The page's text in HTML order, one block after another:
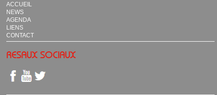
ACCUEIL
NEWS
AGENDA
LIENS
CONTACT
RESAUX SOCIAUX